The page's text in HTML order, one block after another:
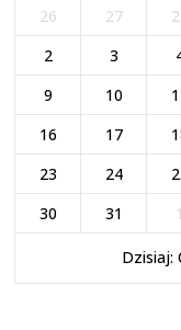
26 27
2
3
9
10
16
17
23
24
30
31 1
Dzisiaj: